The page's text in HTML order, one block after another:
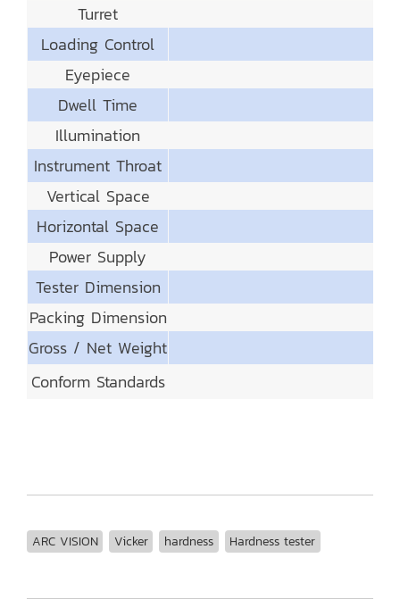
Turret
Loading Control
Eyepiece
Dwell Time
Illumination
Instrument Throat
Vertical Space
Horizontal Space
Power Supply
Tester Dimension
Packing Dimension
Gross / Net Weight
Conform Standards
ARC VISION Vicker hardness Hardness tester